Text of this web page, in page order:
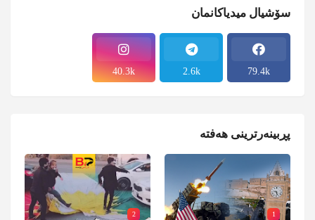
سۆشیال میدیاکانمان
79.4k
2.6k
40.3k
پڕبینەرترینی هەفتە
1
2